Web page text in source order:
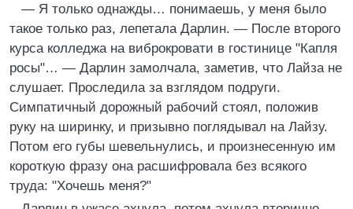
— Я только однажды… понимаешь, у меня было
такое только раз, лепетала Дарлин. — После второго
курса колледжа на виброкровати в гостинице "Капля
росы"… — Дарлин замолчала, заметив, что Лайза не
слушает. Проследила за взглядом подруги.
Симпатичный дорожный рабочий стоял, положив
руку на ширинку, и призывно поглядывал на Лайзу.
Потом его губы шевельнулись, и произнесенную им
короткую фразу она расшифровала без всякого
труда: "Хочешь меня?"